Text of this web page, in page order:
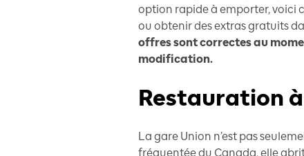
option rapide à emporter, voici
ou obtenir des extras gratuits
offres sont correctes au
modification.
Restauration
La gare Union n’est pas
fréquentée du Canada, elle